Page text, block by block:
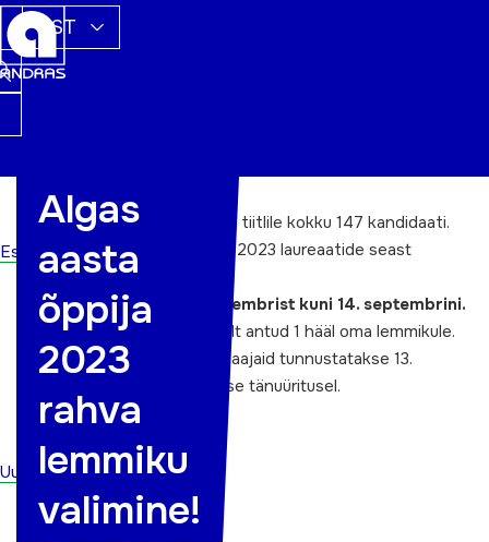
EST
Esileht
Uudised
Algas
aasta
õppija
2023
rahva
lemmiku
valimine!
Sel aastal esitati aasta õppija tiitlile kokku 147 kandidaati.
Kõigi maakonna aasta õppija 2023 laureaatide seast
valitakse välja rahva lemmik.
Hääletamine toimub 1.septembrist kuni 14. septembrini.
Arvesse läheb hääletaja poolt antud 1 hääl oma lemmikule.
Rahva lemmikut ja teisi tiitlisaajaid tunnustatakse 13.
oktoobril Täiskasvanuhariduse tänuüritusel.
ÕPPIJATE EDULOOD
Harjumaa, Pille Trumm
Hiiumaa, Helen Viilukas